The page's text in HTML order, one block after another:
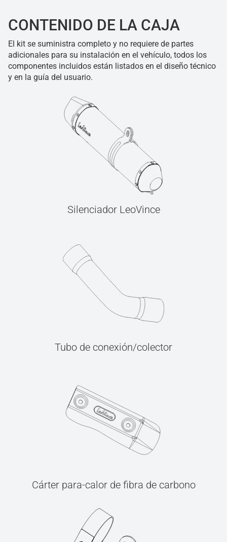
CONTENIDO DE LA CAJA
El kit se suministra completo y no requiere de partes
adicionales para su instalación en el vehículo, todos los
componentes incluidos están listados en el diseño técnico
y en la guía del usuario.
Silenciador LeoVince
Tubo de conexión/colector
Cárter para-calor de fibra de carbono